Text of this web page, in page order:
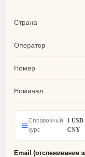
Страна
Оператор
Номер
Номинал
Справочный
курс
1 USD
CNY
Email (отслеживание